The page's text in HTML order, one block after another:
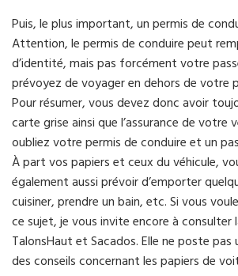
Puis, le plus important, un permis de
Attention, le permis de conduire peut
d’identité, mais pas forcément votre
prévoyez de voyager en dehors de votre
Pour résumer, vous devez donc avoir
carte grise ainsi que l’assurance de votre
oubliez votre permis de conduire et un
À part vos papiers et ceux du véhicule,
également aussi prévoir d’emporter
cuisiner, prendre un bain, etc. Si vous
ce sujet, je vous invite encore à consulter
TalonsHaut et Sacados. Elle ne poste pas
des conseils concernant les papiers de